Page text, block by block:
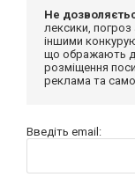
Не
лексики,
іншими
що ображають
розміщення
реклама та
Введіть email: